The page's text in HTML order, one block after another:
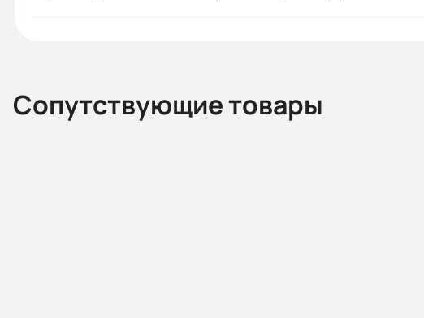
Сопутствующие товары